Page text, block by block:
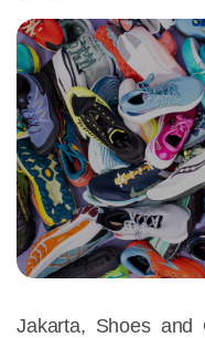
Jakarta, Shoes and